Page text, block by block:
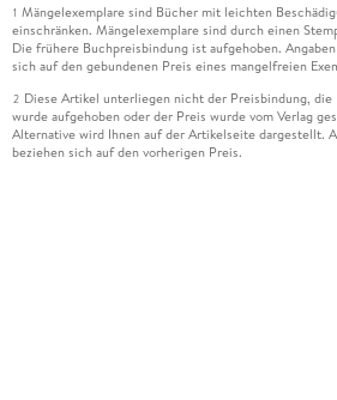
1 Mängelexemplare sind Bücher mit leichten
einschränken. Mängelexemplare sind durch einen
Die frühere Buchpreisbindung ist aufgehoben.
sich auf den gebundenen Preis eines mangelfreien
2 Diese Artikel unterliegen nicht der Preisbindung,
wurde aufgehoben oder der Preis wurde vom Verlag
Alternative wird Ihnen auf der Artikelseite dargestellt.
beziehen sich auf den vorherigen Preis.